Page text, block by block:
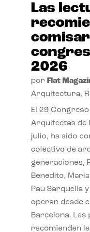
Las
2026
por Flat
Arquitectura,
El 29
Arquitectas de
julio, ha sido
colectivo de
generaciones,
Benedito,
Pau Sarquella
operan desde
Barcelona. Les
recomienden